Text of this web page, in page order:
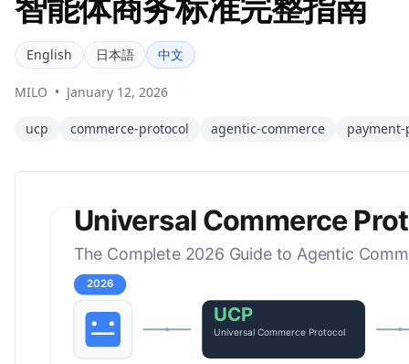
English 日本語 中文
MILO • January 12, 2026
ucp commerce-protocol agentic-commerce